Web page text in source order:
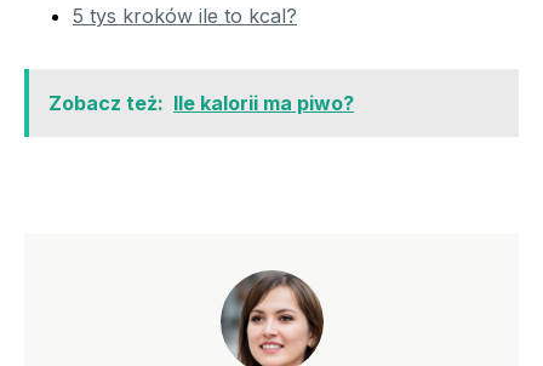
5 tys kroków ile to kcal?
Zobacz też: Ile kalorii ma piwo?